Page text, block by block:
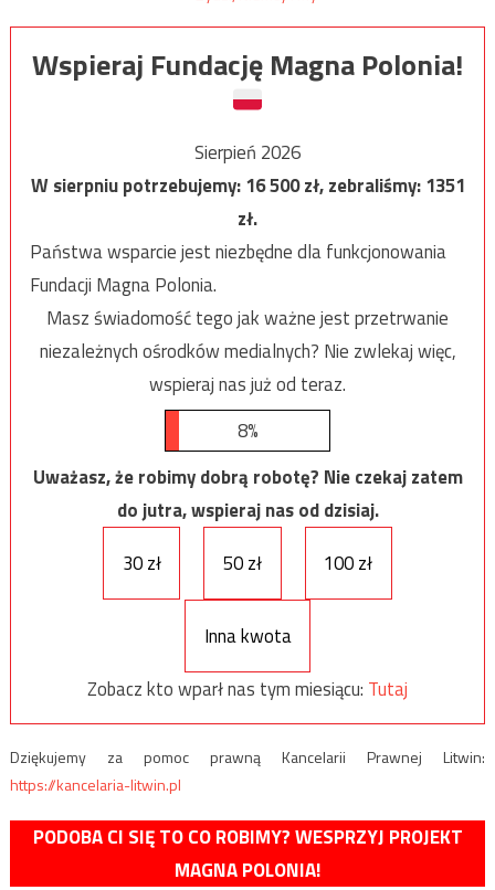
Wspieraj Fundację Magna Polonia!
Sierpień 2026
W sierpniu potrzebujemy:16 500zł, zebraliśmy:1351
zł.
Państwa wsparcie jest niezbędne dla funkcjonowania
Fundacji Magna Polonia.
Masz świadomość tego jak ważne jest przetrwanie
niezależnych ośrodków medialnych? Nie zwlekaj więc,
wspieraj nas już od teraz.
8%
Uważasz, że robimy dobrą robotę? Nie czekaj zatem
do jutra, wspieraj nas od dzisiaj.
30 zł
50 zł 100 zł
Inna kwota
Zobacz kto wparł nas tym miesiącu: Tutaj
Dziękujemy za pomoc prawną Kancelarii Prawnej Litwin:
https://kancelaria-litwin.pl
PODOBA CI SIĘ TO CO ROBIMY? WESPRZYJ PROJEKT
MAGNA POLONIA!